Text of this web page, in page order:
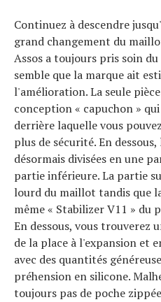
Continuez à descendre
grand changement du
Assos a toujours pris soin
semble que la marque ait
l'amélioration. La seule
conception « capuchon »
derrière laquelle vous
plus de sécurité. En
désormais divisées en une
partie inférieure. La partie
lourd du maillot tandis que
même « Stabilizer V11 » du
En dessous, vous trouverez
de la place à l'expansion et
avec des quantités
préhension en silicone.
toujours pas de poche